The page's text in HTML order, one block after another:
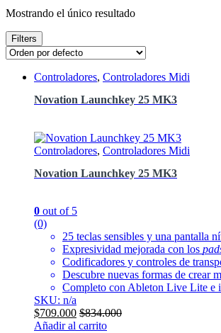
Mostrando el único resultado
Filters
Controladores, Controladores Midi
Novation Launchkey 25 MK3
Controladores, Controladores Midi
Novation Launchkey 25 MK3
0 out of 5
(0)
25 teclas sensibles y una pantalla
Expresividad mejorada con los
Codificadores y controles de
Descubre nuevas formas de crear
Completo con Ableton Live Lite e
SKU: n/a
$709.000 $834.000
Añadir al carrito